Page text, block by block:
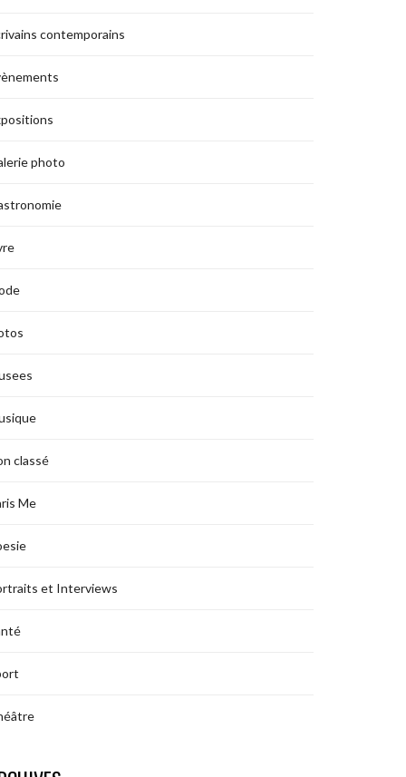
contemporains
photo
classé
Me
et Interviews